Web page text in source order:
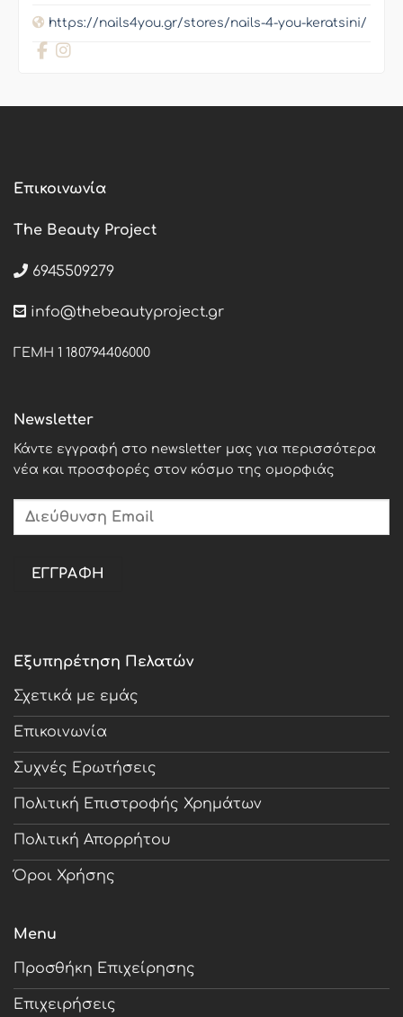
https://nails4you.gr/stores/nails-4-you-keratsini/
Επικοινωνία
The Beauty Project
6945509279
info@thebeautyproject.gr
ΓΕΜΗ 1 180794406000
Εξυπηρέτηση Πελατών
Σχετικά με εμάς
Επικοινωνία
Συχνές Ερωτήσεις
Πολιτική Επιστροφής Χρημάτων
Πολιτική Απορρήτου
Όροι Χρήσης
Menu
Προσθήκη Επιχείρησης
Επιχειρήσεις
Newsletter
Κάντε εγγραφή στο newsletter μας για περισσότερα
νέα και προσφορές στον κόσμο της ομορφιάς